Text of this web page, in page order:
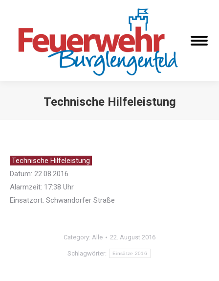
Technische Hilfeleistung
Technische Hilfeleistung
Datum: 22.08.2016
Alarmzeit: 17:38 Uhr
Einsatzort: Schwandorfer Straße
Category: Alle 22. August 2016
Schlagwörter: Einsätze 2016